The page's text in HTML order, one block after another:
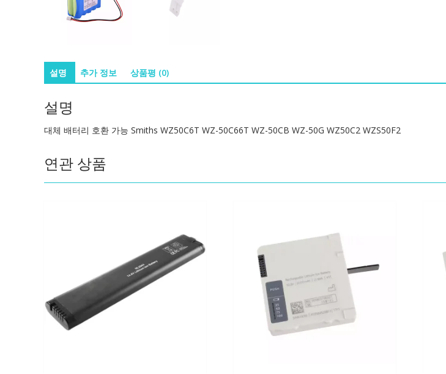
설명 추가 정보 상품평 (0)
설명
대체 배터리 호환 가능 Smiths WZ50C6T WZ-50C66T WZ-50CB WZ-50G WZ50C2 WZS50F2
연관 상품